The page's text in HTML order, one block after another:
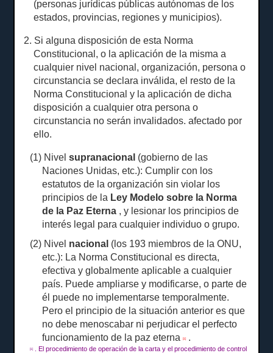
(personas jurídicas públicas autónomas de los
estados, provincias, regiones y municipios).
2. Si alguna disposición de esta Norma
Constitucional, o la aplicación de la misma a
cualquier nivel nacional, organización, persona o
circunstancia se declara inválida, el resto de la
Norma Constitucional y la aplicación de dicha
disposición a cualquier otra persona o
circunstancia no serán invalidados. afectado por
ello.
(1) Nivelsupranacional (gobierno de las
Naciones Unidas, etc.): Cumplir con los
estatutos de la organización sin violar los
principios de la Ley Modelo sobre la Norma
de la Paz Eterna , y lesionar los principios de
interés legal para cualquier individuo o grupo.
(2) Nivel nacional (los 193 miembros de la ONU,
etc.): La Norma Constitucional es directa,
efectiva y globalmente aplicable a cualquier
país. Puede ampliarse y modificarse, o parte de
él puede no implementarse temporalmente.
Pero el principio de la situación anterior es que
no debe menoscabar ni perjudicar el perfecto
funcionamiento de la paz eterna[1] .
[1] .El procedimiento de operación de la carta y el procedimiento de control